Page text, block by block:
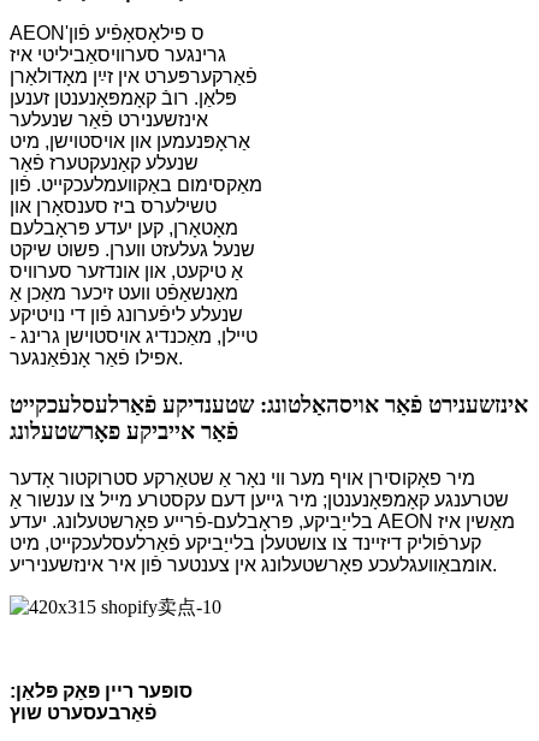
AEON'ס פילאָסאָפֿיע פֿון
גרינגער סערוויסאַביליטי איז
פֿאַרקערפּערט אין זײַן מאָדולאַרן
פּלאַן. רובֿ קאָמפּאָנענטן זענען
אינזשענירט פֿאַר שנעלער
אַראָפּנעמען און אויסטוישן, מיט
שנעלע קאַנעקטערז פֿאַר
מאַקסימום באַקוועמלעכקייט. פֿון
טשילערס ביז סענסאָרן און
מאָטאָרן, קען יעדע פּראָבלעם
שנעל געלעזט ווערן. פשוט שיקט
אַ טיקעט, און אונדזער סערוויס
מאַנשאַפֿט וועט זיכער מאַכן אַ
שנעלע ליפֿערונג פֿון די נויטיקע
טיילן, מאַכנדיג אויסטוישן גרינג -
אפילו פֿאַר אָנפֿאַנגער.
אינזשענירט פֿאַר אויסהאַלטונג: שטענדיקע פֿאַרלעסלעכקייט
פֿאַר אייביקע פאָרשטעלונג
מיר פאָקוסירן אויף מער ווי נאָר אַ שטאַרקע סטרוקטור אָדער
שטרענגע קאָמפּאָנענטן; מיר גייען דעם עקסטרע מייל צו ענשור אַ
בלייַביקע, פּראָבלעם-פֿרייע פאָרשטעלונג. יעדע AEON מאַשין איז
קערפֿוליק דיזיינד צו צושטעלן בלייַביקע פֿאַרלעסלעכקייט, מיט
אומבאַוועגלעכע פאָרשטעלונג אין צענטער פֿון איר אינזשעניריע.
סופּער ריין פּאַק פּלאַן:
פֿאַרבעסערט שוץ